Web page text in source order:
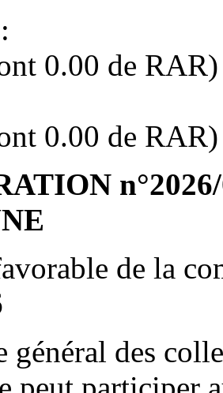
0.00 de RAR)
0.00 de RAR)
de la
général des